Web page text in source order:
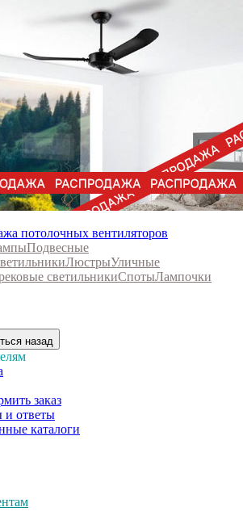
потолочных вентиляторов
Подвесные
ЛюстрыУличные
светильникиСпотыЛампочки
назад
заказ
и ответы
каталоги